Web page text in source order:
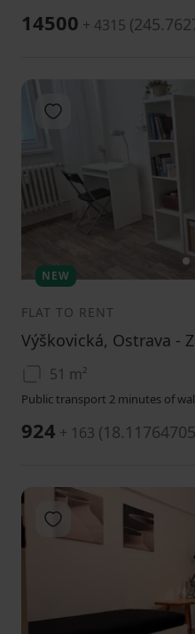
14500 + 4315 (
1
Add to favorites
NEW
FLAT TO RENT
51 m²
Public transport 2 minutes of
924 + 163 (
Add to favorites